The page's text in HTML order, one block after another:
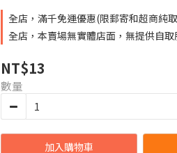
全店，滿千免運優惠(限郵寄和超商純
全店，本賣場無實體店面，無提供自取
NT$13
數量
加入購物車